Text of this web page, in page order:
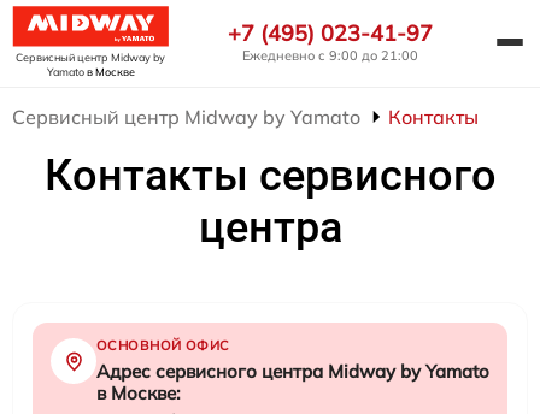
Сервисный центр Midway by
Yamatoв Москве
+7 (495) 023-41-97
Ежедневно с 9:00 до 21:00
Сервисный центр Midway by Yamato Контакты
Контакты сервисного
центра
ОСНОВНОЙ ОФИС
Адрес сервисного центра Midway by Yamato
в Москве: